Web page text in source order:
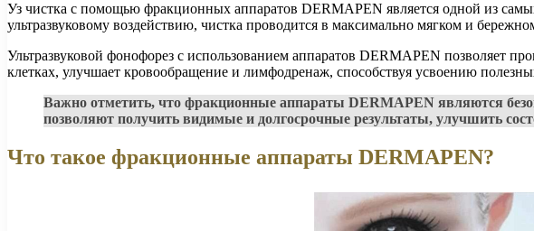
Уз чистка с помощью фракционных аппаратов DERMAPEN является одной из
ультразвуковому воздействию, чистка проводится в максимально мягком и
Ультразвуковой фонофорез с использованием аппаратов DERMAPEN позволяет
клетках, улучшает кровообращение и лимфодренаж, способствуя усвоению
Важно отметить, что фракционные аппараты DERMAPEN являются
позволяют получить видимые и долгосрочные результаты, улучшить
Что такое фракционные аппараты DERMAPEN?